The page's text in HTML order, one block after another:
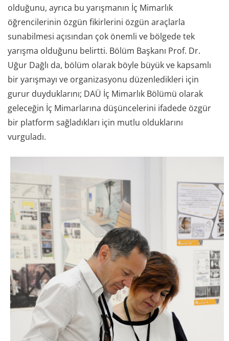
olduğunu, ayrıca bu yarışmanın İç Mimarlık
öğrencilerinin özgün fikirlerini özgün araçlarla
sunabilmesi açısından çok önemli ve bölgede tek
yarışma olduğunu belirtti. Bölüm Başkanı Prof. Dr.
Uğur Dağlı da, bölüm olarak böyle büyük ve kapsamlı
bir yarışmayı ve organizasyonu düzenledikleri için
gurur duyduklarını; DAÜ İç Mimarlık Bölümü olarak
geleceğin İç Mimarlarına düşüncelerini ifadede özgür
bir platform sağladıkları için mutlu olduklarını
vurguladı.